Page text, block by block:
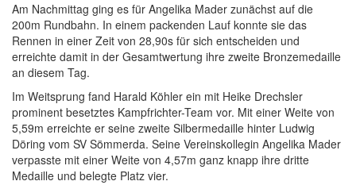
Am Nachmittag ging es für Angelika Mader zunächst auf die
200m Rundbahn. In einem packenden Lauf konnte sie das
Rennen in einer Zeit von 28,90s für sich entscheiden und
erreichte damit in der Gesamtwertung ihre zweite Bronzemedaille
an diesem Tag.
Im Weitsprung fand Harald Köhler ein mit Heike Drechsler
prominent besetztes Kampfrichter-Team vor. Mit einer Weite von
5,59m erreichte er seine zweite Silbermedaille hinter Ludwig
Döring vom SV Sömmerda. Seine Vereinskollegin Angelika Mader
verpasste mit einer Weite von 4,57m ganz knapp ihre dritte
Medaille und belegte Platz vier.